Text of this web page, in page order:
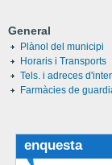
General
Plànol del municipi
Horaris i Transports
Tels. i adreces
Farmàcies de
enquesta